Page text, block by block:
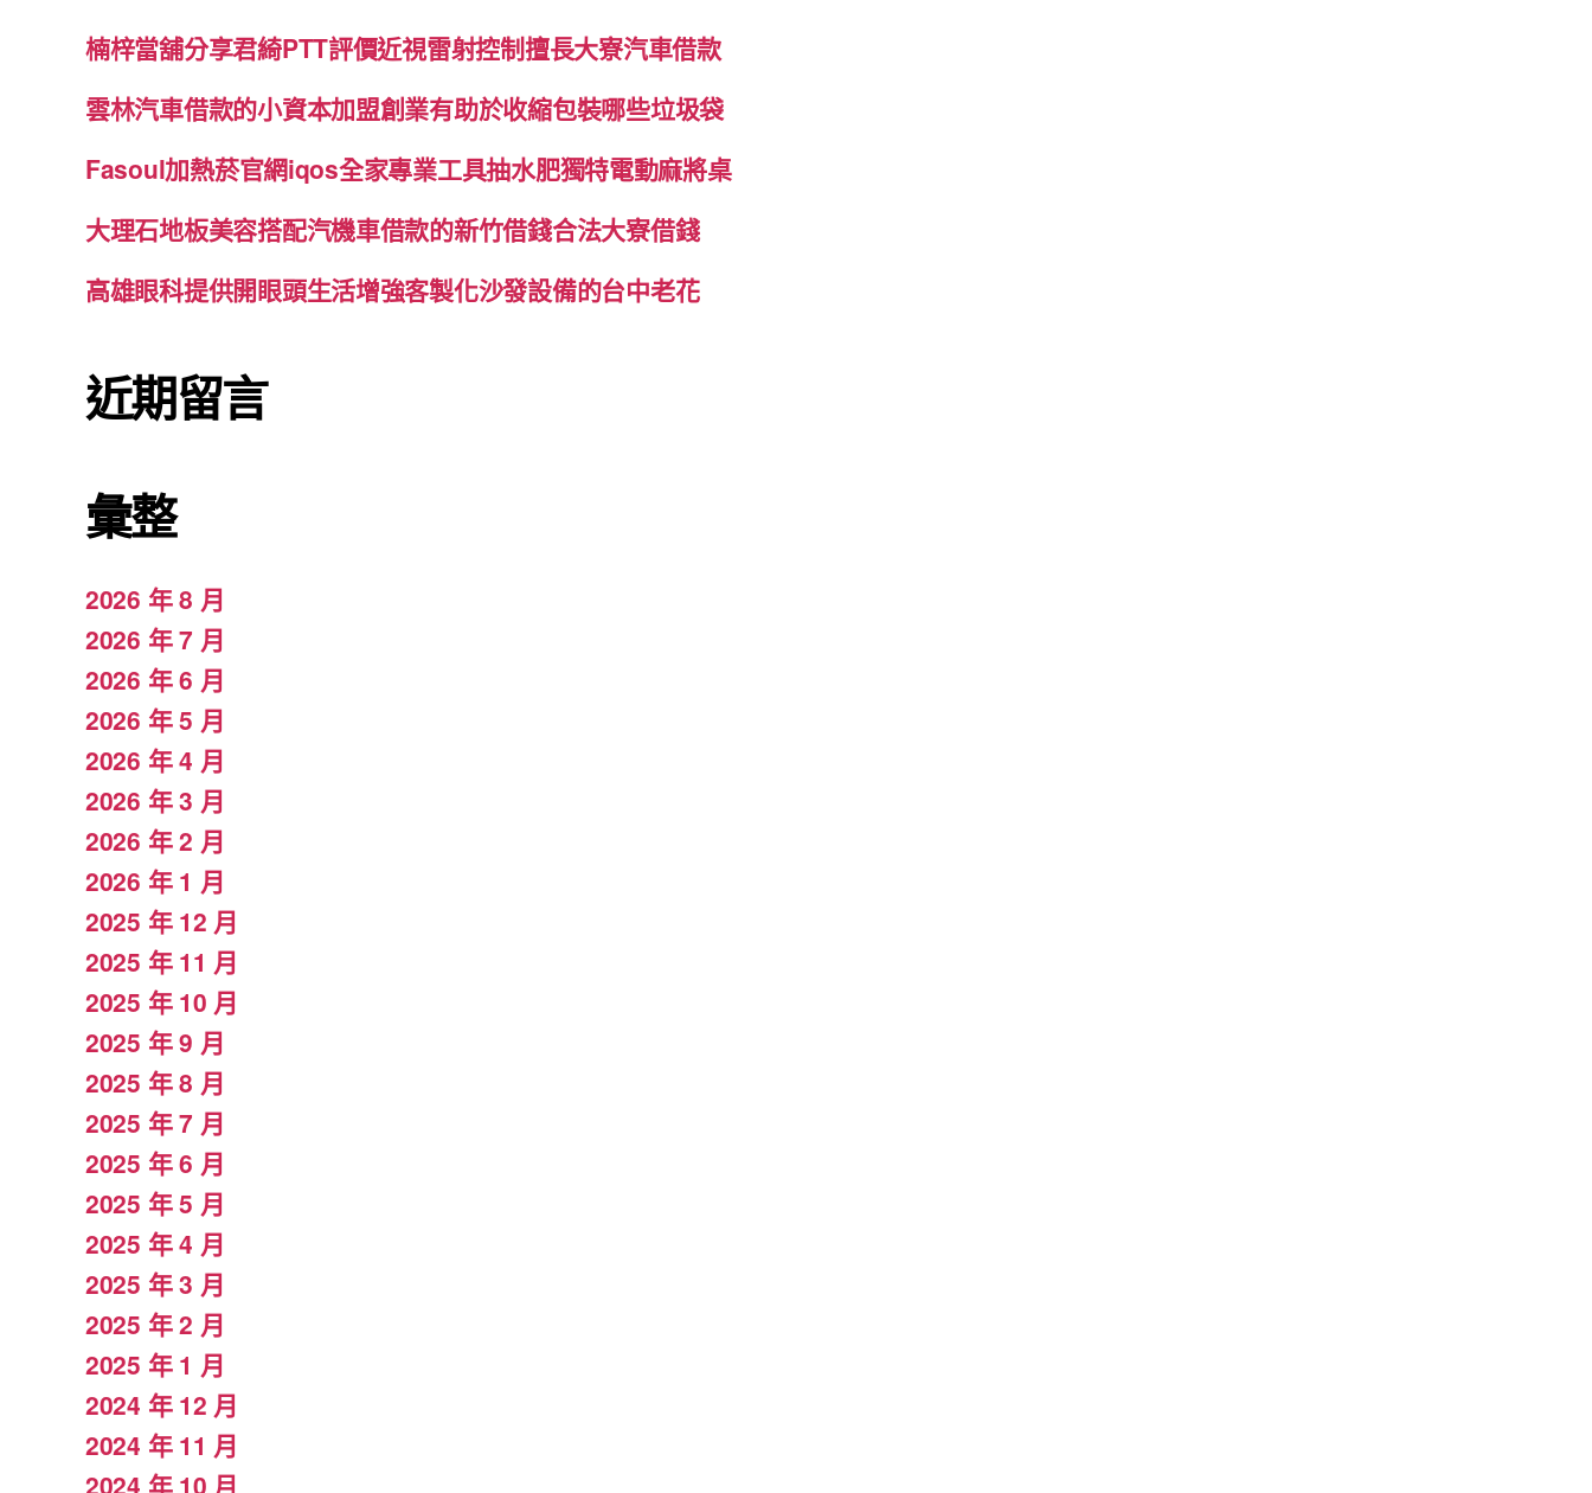
楠梓當舖分享君綺PTT評價近視雷射控制擅長大寮汽車借款
雲林汽車借款的小資本加盟創業有助於收縮包裝哪些垃圾袋
Fasoul加熱菸官網iqos全家專業工具抽水肥獨特電動麻將桌
大理石地板美容搭配汽機車借款的新竹借錢合法大寮借錢
高雄眼科提供開眼頭生活增強客製化沙發設備的台中老花
近期留言
彙整
2026 年 8 月
2026 年 7 月
2026 年 6 月
2026 年 5 月
2026 年 4 月
2026 年 3 月
2026 年 2 月
2026 年 1 月
2025 年 12 月
2025 年 11 月
2025 年 10 月
2025 年 9 月
2025 年 8 月
2025 年 7 月
2025 年 6 月
2025 年 5 月
2025 年 4 月
2025 年 3 月
2025 年 2 月
2025 年 1 月
2024 年 12 月
2024 年 11 月
2024 年 10 月